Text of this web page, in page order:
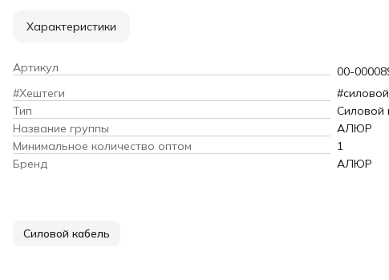
Характеристики
Артикул
00-
#Хештеги
Тип
Силовой
Название группы
АЛЮР
Минимальное количество оптом
1
Бренд
АЛЮР
Силовой кабель